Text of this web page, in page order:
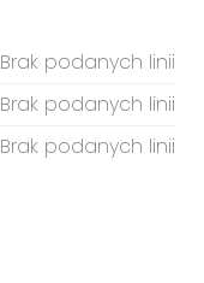
Brak podanych linii
Brak podanych linii
Brak podanych linii